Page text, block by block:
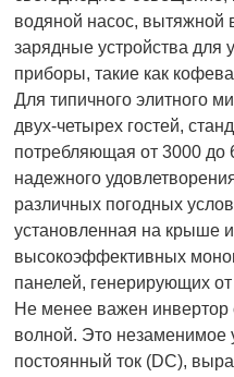
водяной насос, вытяжной
зарядные устройства для
приборы, такие как
Для типичного элитного
двух-четырех гостей,
потребляющая от 3000 до
надежного
различных погодных
установленная на крыше
высокоэффективных
панелей, генерирующих от
Не менее важен инвертор
волной. Это незаменимое
постоянный ток (DC),